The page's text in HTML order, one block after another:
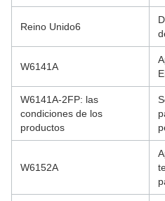
Reino Unido6
W6141A
W6141A-2FP: las
condiciones de los
productos
W6152A